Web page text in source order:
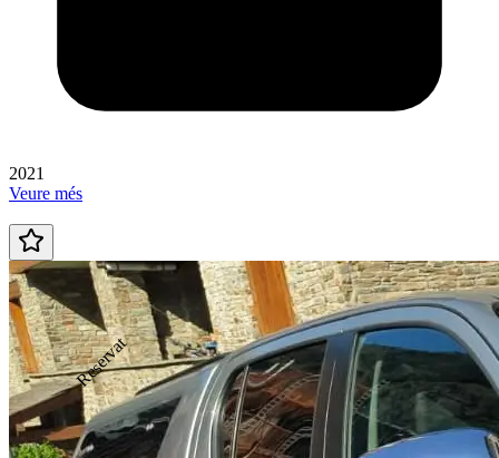
2021
Veure més
Reservat